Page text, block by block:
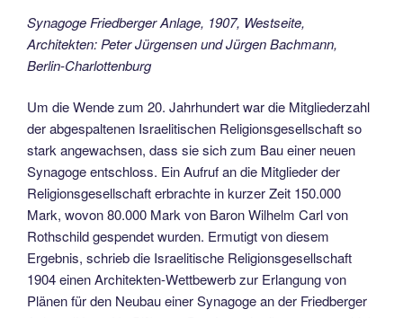
Synagoge Friedberger Anlage, 1907, Westseite,
Architekten: Peter Jürgensen und Jürgen Bachmann,
Berlin-Charlottenburg
Um die Wende zum 20. Jahrhundert war die Mitgliederzahl
der abge­spaltenen Israelitischen Religionsge­sellschaft so
stark angewachsen, dass sie sich zum Bau einer neuen
Synagoge entschloss. Ein Aufruf an die Mitglie­der der
Religionsgesellschaft erbrachte in kurzer Zeit 150.000
Mark, wovon 80.000 Mark von Baron Wilhelm Carl von
Rothschild gespendet wurden. Ermutigt von diesem
Ergebnis, schrieb die Israelitische Religionsgesellschaft
1904 einen Architekten-Wettbewerb zur Erlangung von
Plänen für den Neu­bau einer Synagoge an der Friedberger